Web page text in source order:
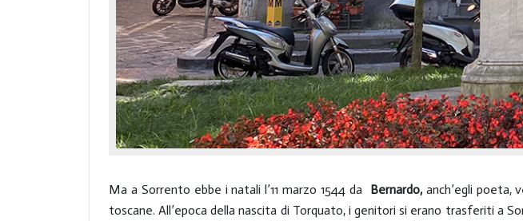
Ma a Sorrento ebbe i natali l’11 marzo 1544 da Bernardo, anch’egli poeta,
toscane. All’epoca della nascita di Torquato, i genitori si erano trasferiti a